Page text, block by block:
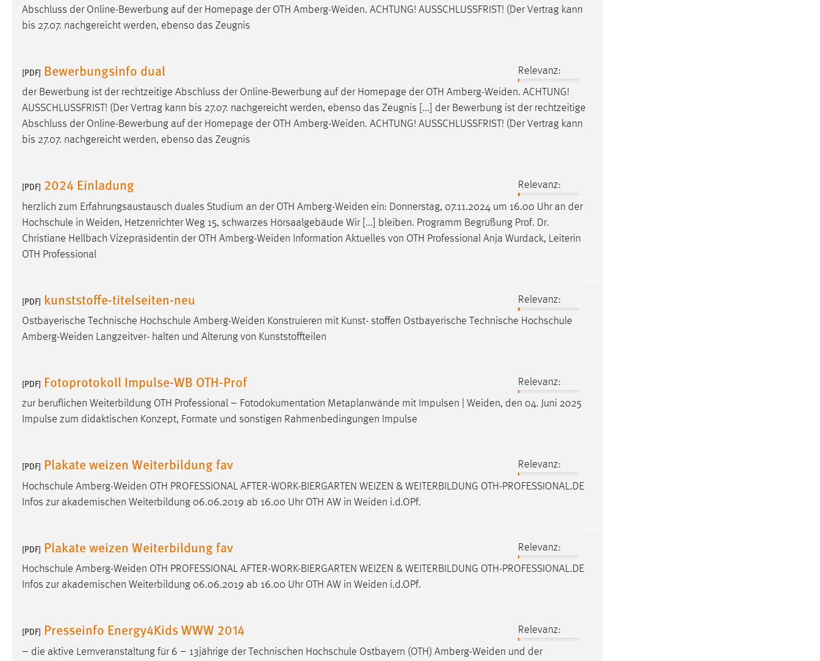
Abschluss der Online-Bewerbung auf der Homepage der OTH Amberg-Weiden. ACHTUNG! AUSSCHLUSSFRIST! (Der Vertrag kann
bis 27.07. nachgereicht werden, ebenso das Zeugnis
[PDF] Bewerbungsinfo dual
Relevanz:
der Bewerbung ist der rechtzeitige Abschluss der Online-Bewerbung auf der Homepage der OTH Amberg-Weiden. ACHTUNG!
AUSSCHLUSSFRIST! (Der Vertrag kann bis 27.07. nachgereicht werden, ebenso das Zeugnis [...] der Bewerbung ist der rechtzeitige
Abschluss der Online-Bewerbung auf der Homepage der OTH Amberg-Weiden. ACHTUNG! AUSSCHLUSSFRIST! (Der Vertrag kann
bis 27.07. nachgereicht werden, ebenso das Zeugnis
[PDF] 2024 Einladung
Relevanz:
herzlich zum Erfahrungsaustausch duales Studium an der OTH Amberg-Weiden ein: Donnerstag, 07.11.2024 um 16.00 Uhr an der
Hochschule in Weiden, Hetzenrichter Weg 15, schwarzes Hörsaalgebäude Wir [...] bleiben. Programm Begrüßung Prof. Dr.
Christiane Hellbach Vizepräsidentin der OTH Amberg-Weiden Information Aktuelles von OTH Professional Anja Wurdack, Leiterin
OTH Professional
[PDF] kunststoffe-titelseiten-neu
Relevanz:
Ostbayerische Technische Hochschule Amberg-Weiden Konstruieren mit Kunst- stoffen Ostbayerische Technische Hochschule
Amberg-Weiden Langzeitver- halten und Alterung von Kunststoffteilen
[PDF] Fotoprotokoll Impulse-WB OTH-Prof
Relevanz:
zur beruflichen Weiterbildung OTH Professional – Fotodokumentation Metaplanwände mit Impulsen | Weiden, den 04. Juni 2025
Impulse zum didaktischen Konzept, Formate und sonstigen Rahmenbedingungen Impulse
[PDF] Plakate weizen Weiterbildung fav
Relevanz:
Hochschule Amberg-Weiden OTH PROFESSIONAL AFTER-WORK-BIERGARTEN WEIZEN & WEITERBILDUNG OTH-PROFESSIONAL.DE
Infos zur akademischen Weiterbildung 06.06.2019 ab 16.00 Uhr OTH AW in Weiden i.d.OPf.
[PDF] Plakate weizen Weiterbildung fav
Relevanz:
Hochschule Amberg-Weiden OTH PROFESSIONAL AFTER-WORK-BIERGARTEN WEIZEN & WEITERBILDUNG OTH-PROFESSIONAL.DE
Infos zur akademischen Weiterbildung 06.06.2019 ab 16.00 Uhr OTH AW in Weiden i.d.OPf.
[PDF] Presseinfo Energy4Kids WWW 2014
Relevanz:
– die aktive Lernveranstaltung für 6 – 13jährige der Technischen Hochschule Ostbayern (OTH) Amberg-Weiden und der
MARKETING
Sie tun dies, indem sie Besucher über Websites
hinweg verfolgen.
Google Ads
_gcl_au
Zweck: Conversion-Tracking
Cookie Laufzeit: 3 Monate
Facebook Pixel
Cookie Laufzeit: 3 Monate
EXTERNE MEDIEN
Um Inhalte von Videoplattformen und Social Media
Plattformen anzeigen zu können, werden von diesen
YouTube
Vimeo